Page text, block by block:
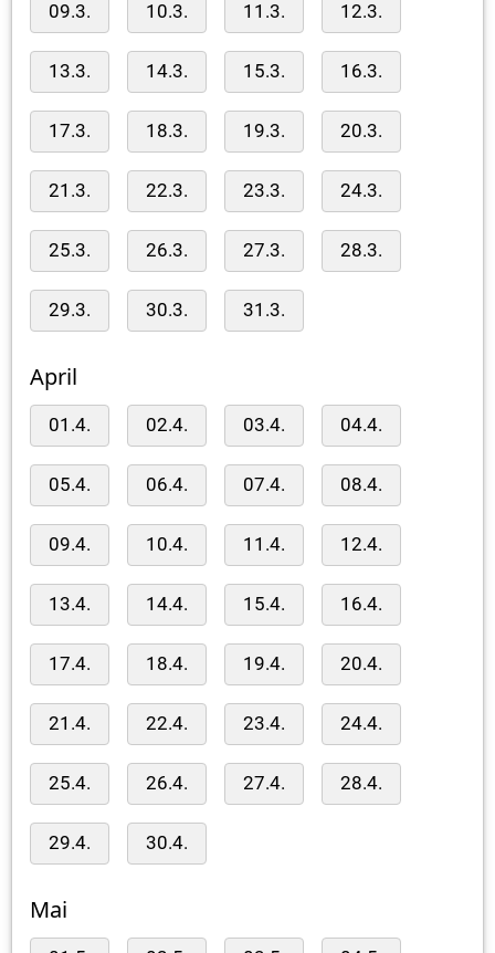
09.3. 10.3. 11.3. 12.3.
13.3. 14.3. 15.3. 16.3.
17.3. 18.3. 19.3. 20.3.
21.3. 22.3. 23.3. 24.3.
25.3. 26.3. 27.3. 28.3.
29.3. 30.3. 31.3.
April
01.4. 02.4. 03.4. 04.4.
05.4. 06.4. 07.4. 08.4.
09.4. 10.4. 11.4. 12.4.
13.4. 14.4. 15.4. 16.4.
17.4. 18.4. 19.4. 20.4.
21.4. 22.4. 23.4. 24.4.
25.4. 26.4. 27.4. 28.4.
29.4. 30.4.
Mai